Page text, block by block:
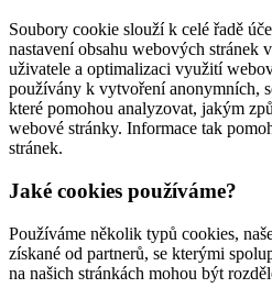
Soubory cookie slouží k celé řadě
nastavení obsahu webových stránek
uživatele a optimalizaci využití
používány k vytvoření anonymních,
které pomohou analyzovat, jakým
webové stránky. Informace tak
stránek.
Jaké cookies používáme?
Používáme několik typů cookies,
získané od partnerů, se kterými
na našich stránkách mohou být